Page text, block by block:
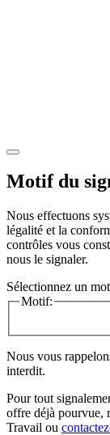
Motif du
Nous effectuons
légalité et la
contrôles vous
nous le signaler.
Sélectionnez un
Motif:
Nous vous
interdit.
Pour tout
offre déjà pourvue,
Travail ou